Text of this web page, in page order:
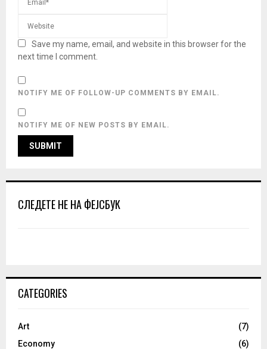
Save my name, email, and website in this browser for the
next time I comment.
NOTIFY ME OF FOLLOW-UP COMMENTS BY EMAIL.
NOTIFY ME OF NEW POSTS BY EMAIL.
СЛЕДЕТЕ НЕ НА ФЕЈСБУК
CATEGORIES
Art
(7)
Economy
(6)